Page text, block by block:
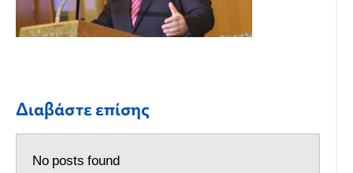
Διαβάστε επίσης
No posts found